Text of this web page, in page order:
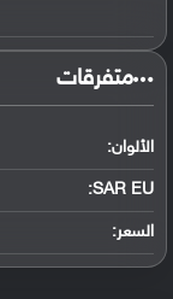
‏متفرقات‏
الألوان:
SAR EU:
السعر: